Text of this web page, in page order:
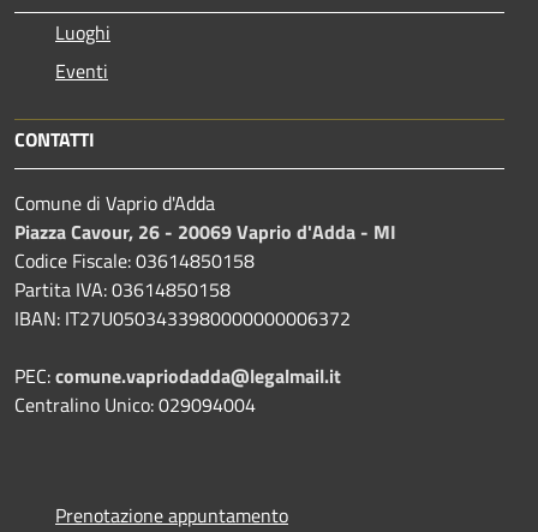
Luoghi
Eventi
CONTATTI
Comune di Vaprio d'Adda
Piazza Cavour, 26 - 20069 Vaprio d'Adda - MI
Codice Fiscale: 03614850158
Partita IVA: 03614850158
IBAN: IT27U0503433980000000006372
PEC:comune.vapriodadda@legalmail.it
Centralino Unico: 029094004
Prenotazione appuntamento